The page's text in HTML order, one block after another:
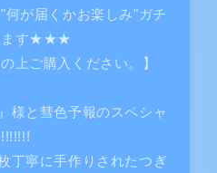
が届くかお楽しみ"ガチ
ます★★★
上ご購入ください。】
様と彗色予報のスペシャ
丁寧に手作りされたつぎ